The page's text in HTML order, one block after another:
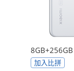
8GB+256GB
加入比拼